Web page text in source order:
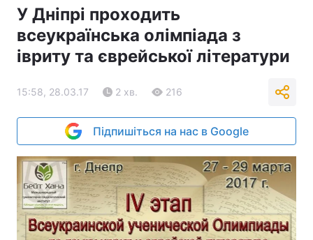
У Дніпрі проходить
всеукраїнська олімпіада з
івриту та єврейської літератури
15:58, 28.03.17 2 хв. 216
Підпишіться на нас в Google